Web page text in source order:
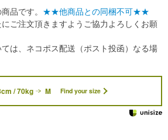
/ 70kg M Find your size
品です。 ★★他商品との同梱不可★★
ご注文頂きますようご協力よろしくお願
は、ネコポス配送（ポスト投函）なる場